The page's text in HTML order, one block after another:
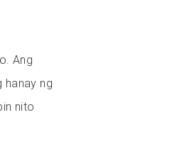
Ang
hanay ng
nito